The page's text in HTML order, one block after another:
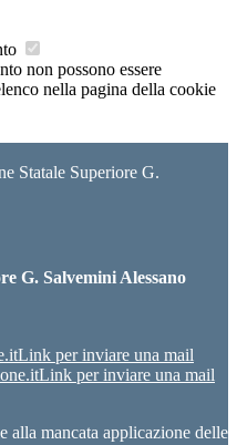
non possono essere
nella pagina della cookie
Statale Superiore G.
G. Salvemini Alessano
Link per inviare una mail
Link per inviare una mail
alla mancata applicazione delle